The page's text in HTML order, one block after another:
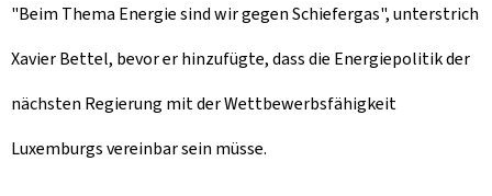
"Beim Thema Energie sind wir gegen Schiefergas", unterstrich
Xavier Bettel, bevor er hinzufügte, dass die Energiepolitik der
nächsten Regierung mit der Wettbewerbsfähigkeit
Luxemburgs vereinbar sein müsse.